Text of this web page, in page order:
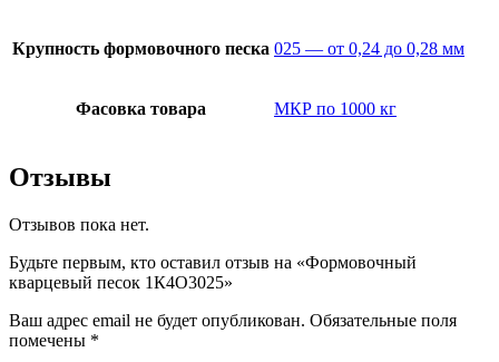
Крупность формовочного песка 025 — от 0,24 до 0,28 мм
Фасовка товара МКР по 1000 кг
Отзывы
Отзывов пока нет.
Будьте первым, кто оставил отзыв на «Формовочный
кварцевый песок 1К4О3025»
Ваш адрес email не будет опубликован. Обязательные поля
помечены *